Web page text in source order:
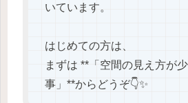
いています。
はじめての方は、
まずは **「空間の見え方が
事」**からどうぞ👇✨